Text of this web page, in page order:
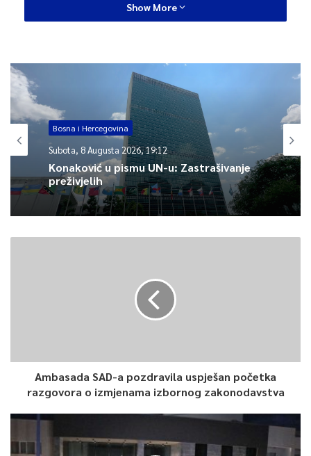
0
Article Rating
Show More
Bosna i Hercegovina
Subota, 8 Augusta 2026, 19:12
Konaković u pismu UN-u: Zastrašivanje
preživjelih
Ambasada SAD-a pozdravila uspješan početka
razgovora o izmjenama izbornog zakonodavstva